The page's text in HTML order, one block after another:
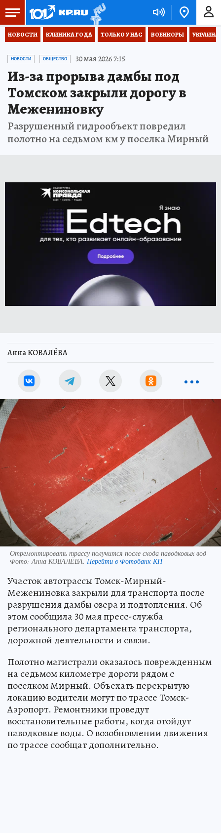
НОВОСТИ КЛИНИКА ГОДА ТОЛЬКО У НАС ВОЕНКОРЫ
НОВОСТИ ОБЩЕСТВО 30 мая 2026 7:15
Из-за прорыва дамбы под
Томском закрыли дорогу в
Межениновку
Разрушенный гидрообъект повредил
полотно на седьмом км у поселка Мирный
Анна КОВАЛЁВА
Отремонтировать трассу получится после схода паводковых вод
Фото: Анна КОВАЛЁВА. Перейти в Фотобанк КП
Участок автотрассы Томск-Мирный-
Межениновка закрыли для транспорта после
разрушения дамбы озера и подтопления. Об
этом сообщила 30 мая пресс-служба
регионального департамента транспорта,
дорожной деятельности и связи.
Полотно магистрали оказалось поврежденным
на седьмом километре дороги рядом с
поселком Мирный. Объехать перекрытую
локацию водители могут по трассе Томск-
Аэропорт. Ремонтники проведут
восстановительные работы, когда отойдут
паводковые воды. О возобновлении движения
по трассе сообщат дополнительно.